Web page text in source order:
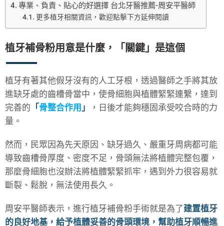
專業、負責、貼心的好選擇 台北牙醫推薦-周安平醫師
更多植牙相關資訊，歡迎點擊下方延伸閱讀
植牙補骨粉用意是什麼，「關鍵」是這個
植牙有著其他假牙沒有的人工牙根，透過醫師之手將其放
進缺牙處的齒槽骨當中，使骨細胞與植體緊緊連繫，達到
完善的 「骨整合作用 」
，日後才能夠穩固承受咬合時的力
量。
然而，民眾因為先天原因、缺牙過久、嚴重牙周病都可能
導致齒槽骨厚度、密度不足，骨頭無法將植體完整包覆，
那麼骨細胞也沒辦法將植體緊緊抓牢，遇到外力很容易就
斷裂、鬆脫，無法使用長久。
周安平醫師表示，進行植牙補骨粉手術就是為了建置植牙
的良好地基，給予植體妥善的骨頭環境，幫助植牙順暢進